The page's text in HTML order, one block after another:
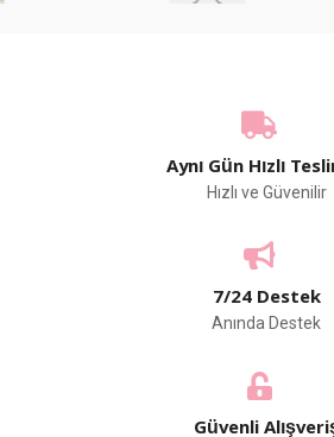
Aynı Gün Hızlı
Hızlı ve Güvenilir
7/24 Destek
Anında Destek
Güvenli